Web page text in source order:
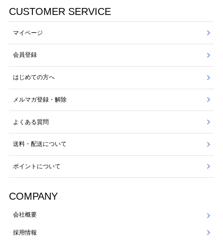
CUSTOMER SERVICE
マイページ
会員登録
はじめての方へ
メルマガ登録・解除
よくある質問
送料・配送について
ポイントについて
COMPANY
会社概要
採用情報